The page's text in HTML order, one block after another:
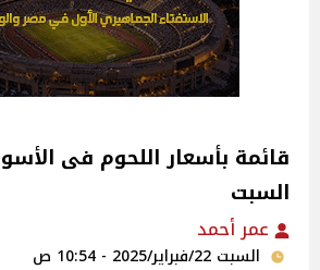
قائمة بأسعار اللحوم فى
السبت
عمر أحمد
السبت 22/فبراير/2025 - 10:54 ص